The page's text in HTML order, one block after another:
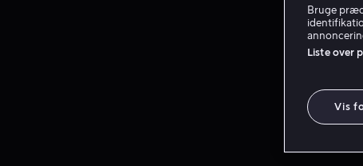
Bruge
Liste over
Vis